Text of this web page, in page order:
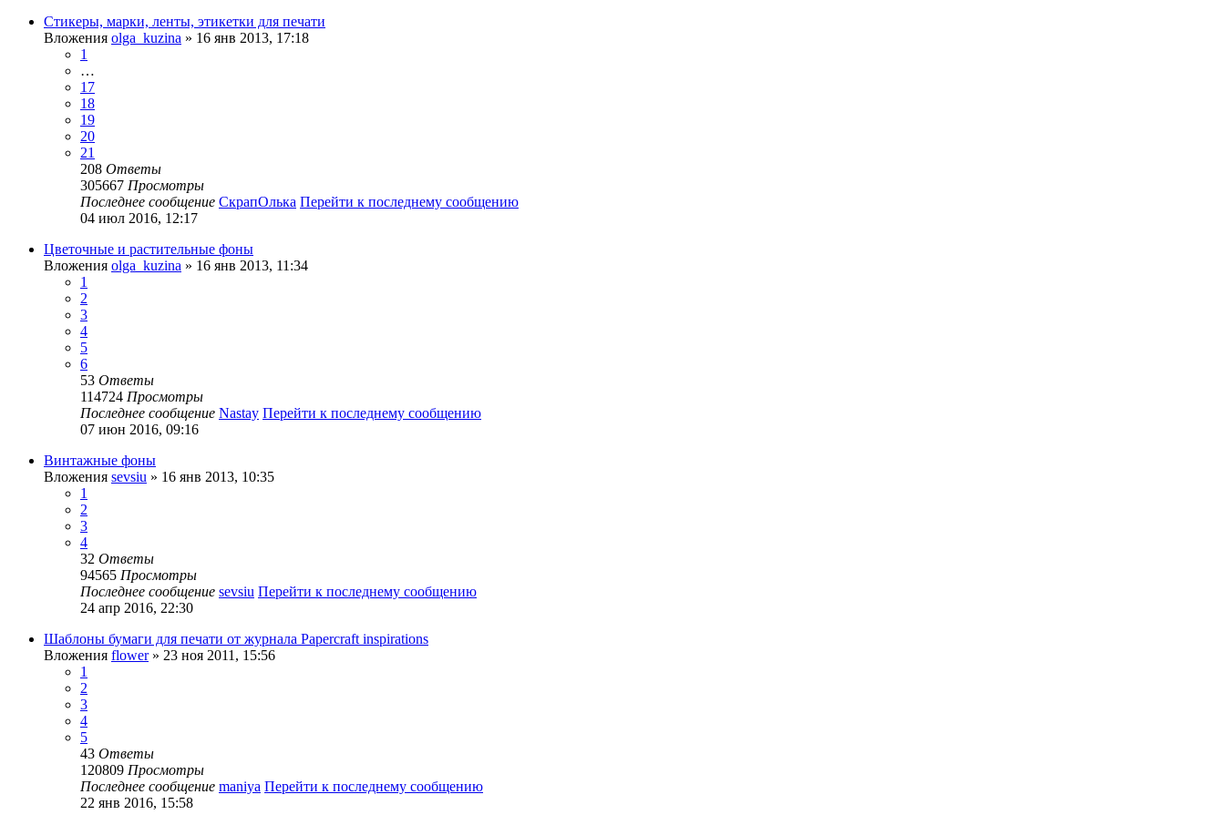
Стикеры, марки, ленты, этикетки для печати
Вложения olga_kuzina » 16 янв 2013, 17:18
1
…
17
18
19
20
21
208 Ответы
305667 Просмотры
Последнее сообщение СкрапОлька Перейти к последнему сообщению
04 июл 2016, 12:17
Цветочные и растительные фоны
Вложения olga_kuzina » 16 янв 2013, 11:34
1
2
3
4
5
6
53 Ответы
114724 Просмотры
Последнее сообщение Nastay Перейти к последнему сообщению
07 июн 2016, 09:16
Винтажные фоны
Вложения sevsiu » 16 янв 2013, 10:35
1
2
3
4
32 Ответы
94565 Просмотры
Последнее сообщение sevsiu Перейти к последнему сообщению
24 апр 2016, 22:30
Шаблоны бумаги для печати от журнала Papercraft inspirations
Вложения flower» 23 ноя 2011, 15:56
1
2
3
4
5
43 Ответы
120809 Просмотры
Последнее сообщение maniya Перейти к последнему сообщению
22 янв 2016, 15:58